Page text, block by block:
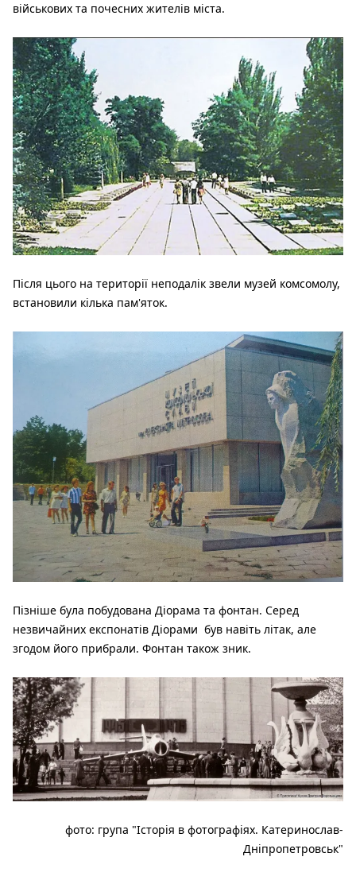
військових та почесних жителів міста.
Після цього на території неподалік звели музей комсомолу,
встановили кілька пам'яток.
Пізніше була побудована Діорама та фонтан. Серед
незвичайних експонатів Діорами був навіть літак, але
згодом його прибрали. Фонтан також зник.
фото: група "Історія в фотографіях. Катеринослав-
Дніпропетровськ"